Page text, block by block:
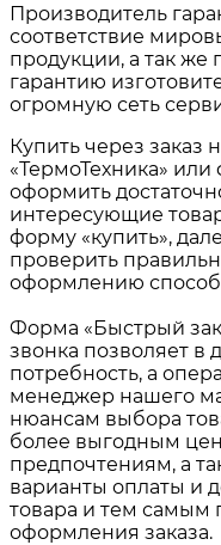
Производитель
соответствие
продукции, а так
гарантию
огромную сеть
Купить через заказ
«ТермоТехника»
оформить
интересующие
форму «купить»,
проверить
оформлению
Форма «Быстрый
звонка позволяет в
потребность, а
менеджер нашего
нюансам выбора
более выгодным
предпочтениям, а
варианты оплаты и
товара и тем самым
оформления заказа.